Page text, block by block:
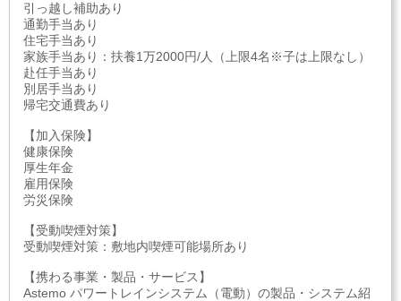
引っ越し補助あり
通勤手当あり
住宅手当あり
家族手当あり：扶養1万2000円/人（上限4名※子は上限なし）
赴任手当あり
別居手当あり
帰宅交通費あり
【加入保険】
健康保険
厚生年金
雇用保険
労災保険
【受動喫煙対策】
受動喫煙対策：敷地内喫煙可能場所あり
【携わる事業・製品・サービス】
Astemo パワートレインシステム（電動）の製品・システム紹